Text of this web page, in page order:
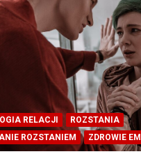
RELACJI
ROZSTANIA
ROZSTANIEM
ZDROWIE